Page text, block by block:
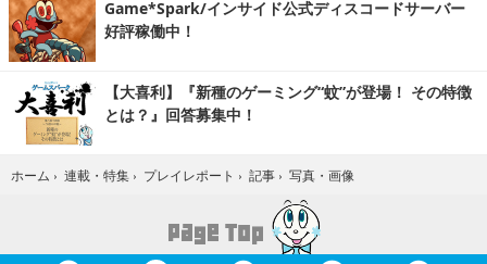
Game*Spark/インサイド公式ディスコードサーバー
好評稼働中！
【大喜利】『新種のゲーミング“蚊”が登場！ その特徴
とは？』回答募集中！
ホーム › 連載・特集 › プレイレポート › 記事 › 写真・画像